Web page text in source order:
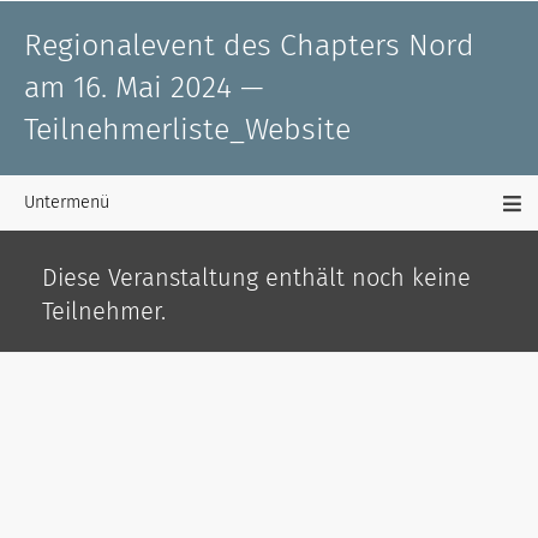
Regionalevent des Chapters Nord
am 16. Mai 2024 —
Teilnehmerliste_Website
Untermenü
Diese Veranstaltung enthält noch keine
Teilnehmer.